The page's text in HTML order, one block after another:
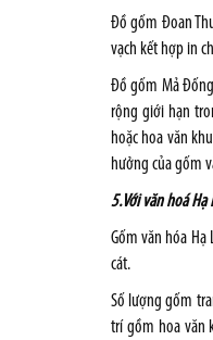
Đồ gốm Đoan
vạch kết hợp in
Đồ gốm Mả
rộng giới hạn
hoặc hoa văn
hưởng của gốm
5.Với văn hoá Hạ
Gốm văn hóa
cát.
Số lượng gốm
trí gồm hoa văn